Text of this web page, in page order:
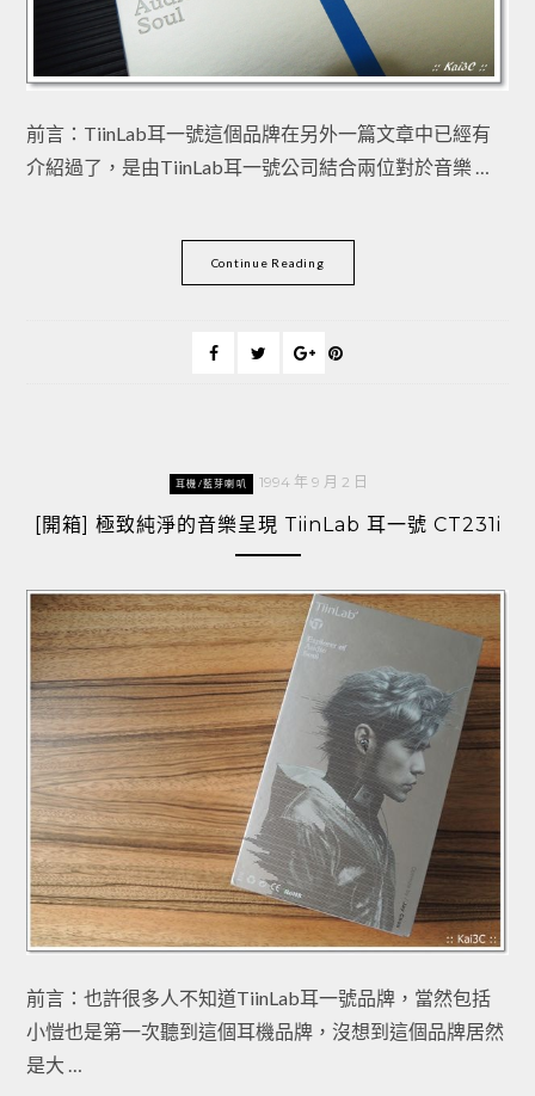
前言：TiinLab耳一號這個品牌在另外一篇文章中已經有
介紹過了，是由TiinLab耳一號公司結合兩位對於音樂 …
Continue Reading
耳機/藍芽喇叭 1994 年 9 月 2 日
[開箱] 極致純淨的音樂呈現 TiinLab 耳一號 CT231i
前言：也許很多人不知道TiinLab耳一號品牌，當然包括
小愷也是第一次聽到這個耳機品牌，沒想到這個品牌居然
是大 …